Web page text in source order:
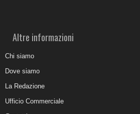
Altre informazioni
Chi siamo
Dove siamo
La Redazione
Ufficio Commerciale